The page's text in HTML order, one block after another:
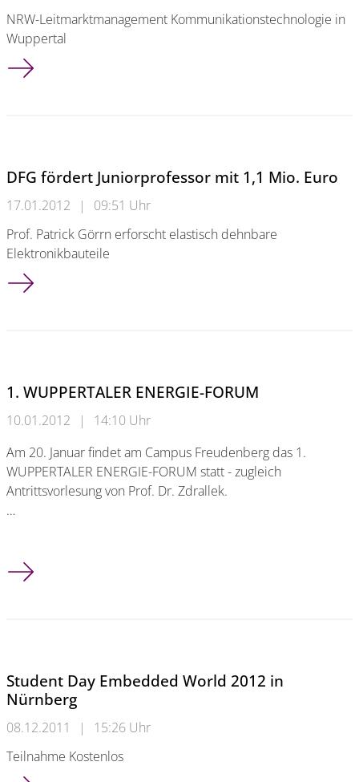
NRW-Leitmarktmanagement Kommunikationstechnologie in
Wuppertal
Fast 3 Mio. Euro für die Medientechnologie
DFG fördert Juniorprofessor mit 1,1 Mio. Euro
17.01.2012 |
09:51 Uhr
Prof. Patrick Görrn erforscht elastisch dehnbare
Elektronikbauteile
DFG fördert Juniorprofessor mit 1,1 Mio. Euro
1. WUPPERTALER ENERGIE-FORUM
10.01.2012 |
14:10 Uhr
Am 20. Januar findet am Campus Freudenberg das 1.
WUPPERTALER ENERGIE-FORUM statt - zugleich
Antrittsvorlesung von Prof. Dr. Zdrallek.
…
1. WUPPERTALER ENERGIE-FORUM
Student Day Embedded World 2012 in
Nürnberg
08.12.2011 |
15:26 Uhr
Teilnahme Kostenlos
Student Day Embedded World 2012 in Nürnberg